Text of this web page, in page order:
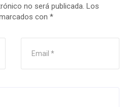
no será publicada. Los
con *